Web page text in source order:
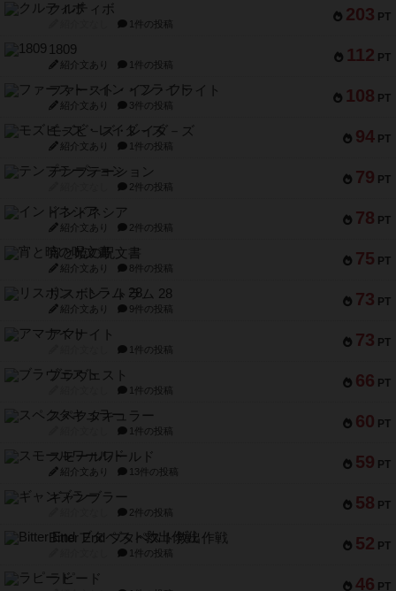
203 PT
クルティボ
1件の投稿
112 PT
1809
紹介文あり 1件の投稿
108 PT
ファースト・イン・フライト
紹介文あり 3件の投稿
94 PT
モズビ－ズ・レイダ－ズ
紹介文あり 1件の投稿
79 PT
テンプテーション
2件の投稿
78 PT
インドネシア
紹介文あり 2件の投稿
75 PT
宵と暁の呪文書
紹介文あり 8件の投稿
73 PT
リスボン・トラム 28
紹介文あり 9件の投稿
73 PT
アマナイト
1件の投稿
66 PT
ブラヴェスト
1件の投稿
60 PT
スペクタキュラー
1件の投稿
59 PT
スモールワールド
紹介文あり 13件の投稿
58 PT
ギャンブラー
2件の投稿
52 PT
Bitter End ブタペスト救出作戦
1件の投稿
46 PT
ラピード